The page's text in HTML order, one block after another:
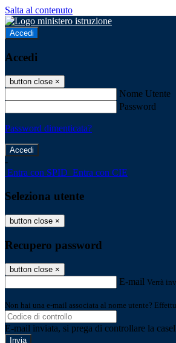
Salta al contenuto
Accedi
Accedi
button close ×
Nome Utente
Password
Password dimenticata?
-
Entra con SPID Entra con CIE
Seleziona utente
button close ×
Recupero password
button close ×
E-mail Verrà
Non hai una e-mail associata al nome utente?
E-mail inviata, si prega di controllare la